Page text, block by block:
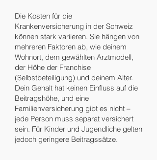
Die Kosten für die
Krankenversicherung in der Schweiz
können stark variieren. Sie hängen von
mehreren Faktoren ab, wie deinem
Wohnort, dem gewählten Arztmodell,
der Höhe der Franchise
(Selbstbeteiligung) und deinem Alter.
Dein Gehalt hat keinen Einfluss auf die
Beitragshöhe, und eine
Familienversicherung gibt es nicht –
jede Person muss separat versichert
sein. Für Kinder und Jugendliche gelten
jedoch geringere Beitragssätze.